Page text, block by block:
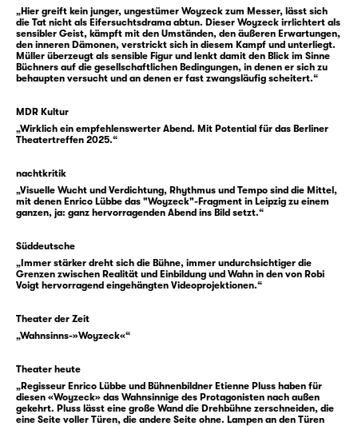
1821 erstach Johann Christian Woyzeck seine
Geliebte, die Witwe Woost, in der Leipziger
Vorstadt. Er war bereits in Leipzig in die
Lehre gegangen, und nach Jahren als
Napoleonischen Befreiungskriege in Armeen
verschiedenster Staaten verbracht hatte, war
Georg Büchner wurde, neben vielen anderen,
durch Berichte auf den Leipziger Fall
aufmerksam, der drei Jahre verhandelt und
Fall verbanden sich wie unter einem
Brennglas Fragen, die damals erst seit
kurzem, dafür aber intensiv diskutiert
Wahnsinn ebenso wie soziale Fragen nach
Lebensbedingungen und Lebenschancen.
Die psychiatrischen Gerichtsgutachten, die
zum Fall Woyzeck entstanden, bilden eine
der Quellen zu Büchners Drama, das sich
„Hier greift kein junger, ungestümer Woyzeck zum Messer, lässt sich
die Tat nicht als Eifersuchtsdrama abtun. Dieser Woyzeck irrlichtert als
sensibler Geist, kämpft mit den Umständen, den äußeren Erwartungen,
den inneren Dämonen, verstrickt sich in diesem Kampf und unterliegt.
Müller überzeugt als sensible Figur und lenkt damit den Blick im Sinne
Büchners auf die gesellschaftlichen Bedingungen, in denen er sich zu
behaupten versucht und an denen er fast zwangsläufig scheitert.“
MDR Kultur
„Wirklich ein empfehlenswerter Abend. Mit Potential für das Berliner
Theatertreffen 2025.“
nachtkritik
„Visuelle Wucht und Verdichtung, Rhythmus und Tempo sind die Mittel,
mit denen Enrico Lübbe das "Woyzeck"-Fragment in Leipzig zu einem
ganzen, ja: ganz hervorragenden Abend ins Bild setzt.“
Süddeutsche
„Immer stärker dreht sich die Bühne, immer undurchsichtiger die
Grenzen zwischen Realität und Einbildung und Wahn in den von Robi
Voigt hervorragend eingehängten Videoprojektionen.“
Theater der Zeit
„Wahnsinns-»Woyzeck«“
Theater heute
„Regisseur Enrico Lübbe und Bühnenbildner Etienne Pluss haben für
diesen «Woyzeck» das Wahnsinnige des Protagonisten nach außen
gekehrt. Pluss lässt eine große Wand die Drehbühne zerschneiden, die
eine Seite voller Türen, die andere Seite ohne. Lampen an den Türen